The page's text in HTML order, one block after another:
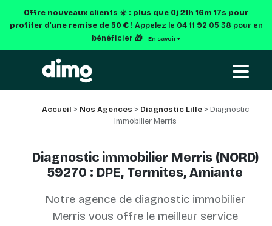
Offre nouveaux clients ☀️ : plus que 0j 21h 16m 17s pour
profiter d'une remise de 50 € ! Appelez le 04 11 92 05 38 pour en
bénéficier 🎁
En savoir +
Accueil > Nos Agences > Diagnostic Lille> Diagnostic
Immobilier Merris
Diagnostic immobilier Merris (NORD)
59270 : DPE, Termites, Amiante
Notre agence de diagnostic immobilier
Merris vous offre le meilleur service